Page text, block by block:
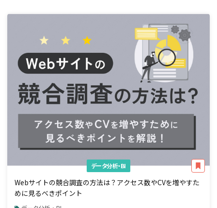
データ分析・BI
Webサイトの競合調査の方法は？アクセス数やCVを増やすた
めに見るべきポイント